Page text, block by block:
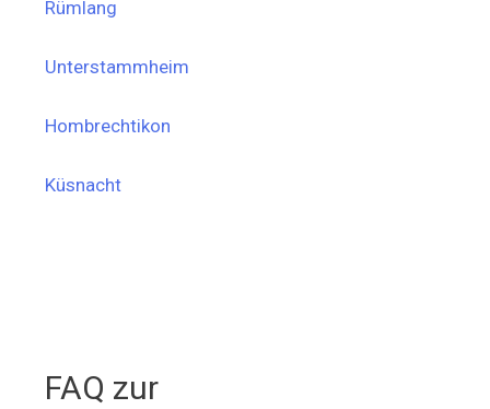
Rümlang
Unterstammheim
Hombrechtikon
Küsnacht
FAQ zur